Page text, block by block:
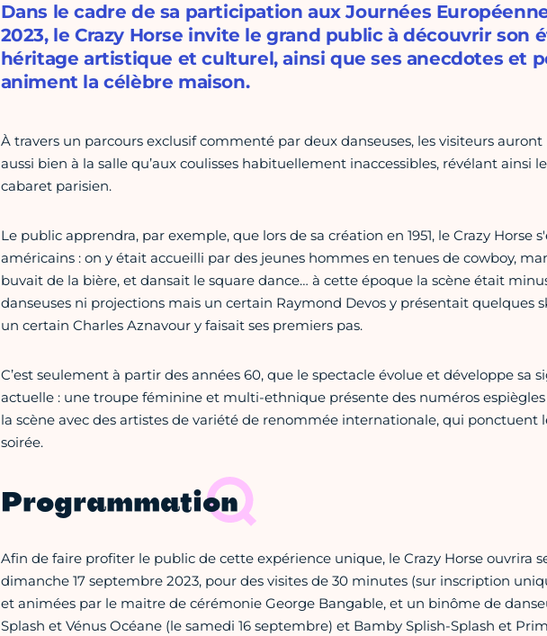
Dans le cadre de sa participation aux Journées
2023, le Crazy Horse invite le grand public à découvrir son
héritage artistique et culturel, ainsi que ses anecdotes et
animent la célèbre maison.
À travers un parcours exclusif commenté par deux danseuses, les visiteurs
aussi bien à la salle qu’aux coulisses habituellement inaccessibles, révélant ainsi
cabaret parisien.
Le public apprendra, par exemple, que lors de sa création en 1951, le Crazy Horse
américains : on y était accueilli par des jeunes hommes en tenues de cowboy,
buvait de la bière, et dansait le square dance… à cette époque la scène était
danseuses ni projections mais un certain Raymond Devos y présentait quelques
un certain Charles Aznavour y faisait ses premiers pas.
C’est seulement à partir des années 60, que le spectacle évolue et développe sa
actuelle : une troupe féminine et multi-ethnique présente des numéros
la scène avec des artistes de variété de renommée internationale, qui ponctuent
soirée.
Programmation
Afin de faire profiter le public de cette expérience unique, le Crazy Horse ouvrira
dimanche 17 septembre 2023, pour des visites de 30 minutes (sur inscription
et animées par le maitre de cérémonie George Bangable, et un binôme de
Splash et Vénus Océane (le samedi 16 septembre) et Bamby Splish-Splash et